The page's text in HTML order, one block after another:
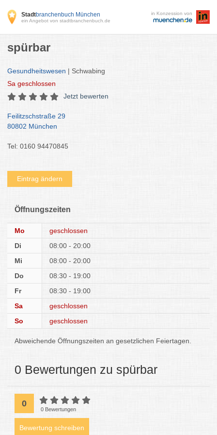
Stadtbranchenbuch München
ein Angebot von stadtbranchenbuch.de
in Konzession von
spürbar
Gesundheitswesen | Schwabing
Sa geschlossen
Jetzt bewerten
Feilitzschstraße 29
80802 München
Tel: 0160 94470845
Eintrag ändern
Öffnungszeiten
Mo
geschlossen
Di
08:00 - 20:00
Mi
08:00 - 20:00
Do
08:30 - 19:00
Fr
08:30 - 19:00
Sa
geschlossen
So
geschlossen
Abweichende Öffnungszeiten an gesetzlichen Feiertagen.
0 Bewertungen zu spürbar
0
0 Bewertungen
Bewertung schreiben